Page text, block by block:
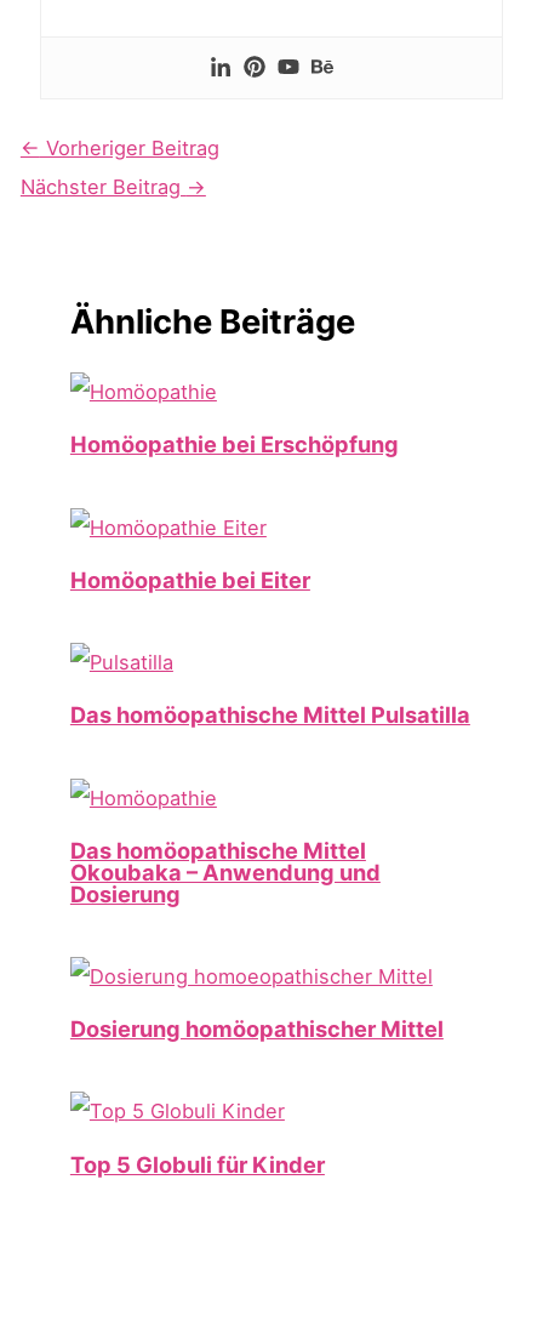
← Vorheriger Beitrag
Nächster Beitrag →
Ähnliche Beiträge
Homöopathie bei Erschöpfung
Homöopathie bei Eiter
Das homöopathische Mittel Pulsatilla
Das homöopathische Mittel
Okoubaka – Anwendung und
Dosierung
Dosierung homöopathischer Mittel
Top 5 Globuli für Kinder